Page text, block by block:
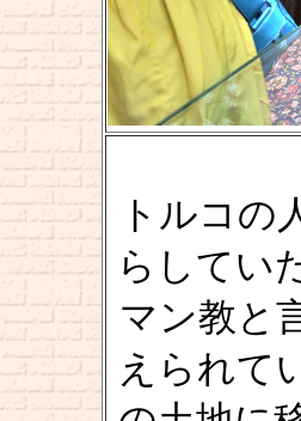
トルコの
らしてい
マン教と
えられて